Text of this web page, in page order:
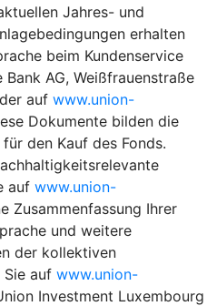
Jahres- und
erhalten
beim Kundenservice
AG, Weißfrauenstraße
auf www.union-
Dokumente bilden die
den Kauf des Fonds.
auf www.union-
Zusammenfassung Ihrer
und weitere
der kollektiven
Sie auf www.union-
Investment Luxembourg